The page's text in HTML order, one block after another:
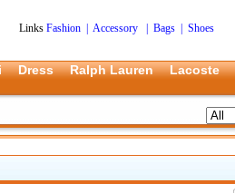
Links Fashion Accessory| Bags| Shoes
Dress Ralph Lauren Lacoste